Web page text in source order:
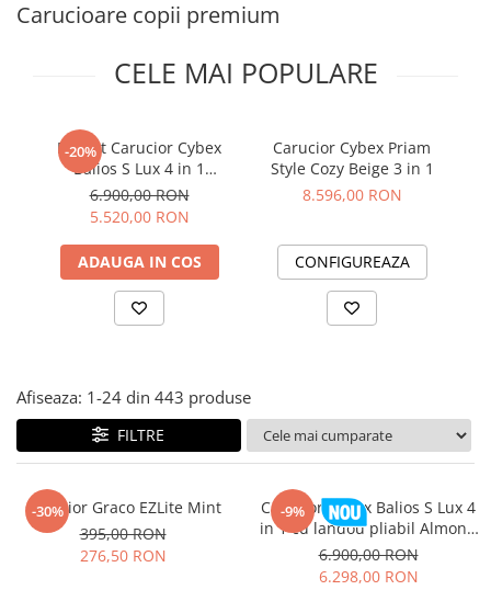
Decoratiuni
Figurine jucarii mici
Jucarii interactive
Frumusete si Bijuterii
Jocuri de societate
Carucioare copii premium
CELE MAI POPULARE
-20%
Pachet Carucior Cybex
Balios S Lux 4 in 1
Taupe/Stormy Blue
6.900,00 RON
5.520,00 RON
ADAUGA IN COS
Carucior Cybex Priam
Style Cozy Beige 3 in 1
8.596,00 RON
CONFIGUREAZA
Afiseaza: 1-24 din 443 produse
FILTRE
-30%
Carucior Graco EZLite Mint
395,00 RON
276,50 RON
-9%
Carucior Cybex Balios S Lux 4
in 1 cu landou pliabil Almond
Beige 2026
6.900,00 RON
6.298,00 RON